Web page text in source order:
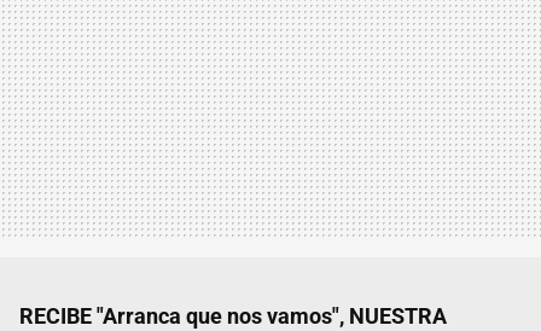
RECIBE "Arranca que nos vamos", NUESTRA